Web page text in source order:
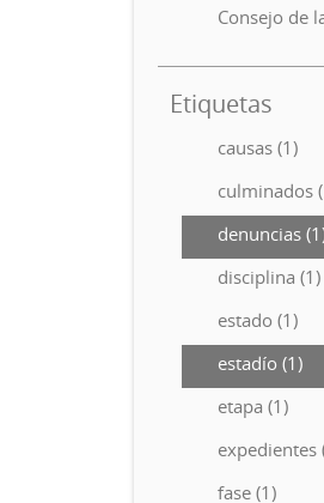
Consejo de
Etiquetas
causas (1)
culminados
denuncias
disciplina (1)
estado (1)
estadío (1)
etapa (1)
expedientes
fase (1)